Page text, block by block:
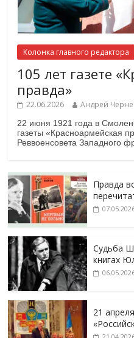
Колонка главного редактора
105 лет газете
правда»
22.06.2026 Андрей
22 июня 1921 года в
газеты «Красноармейская
Реввоенсовета Западного
Правда
Судьба
книгах
21